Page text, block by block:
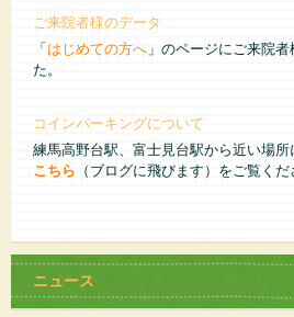
ご来院者様のデータ
「 はじめての方へ 」のページにご来院
た。
コインパーキングについて
練馬高野台駅、富士見台駅から近い場所
こちら （ブログに飛びます）をご覧くだ
ニュース